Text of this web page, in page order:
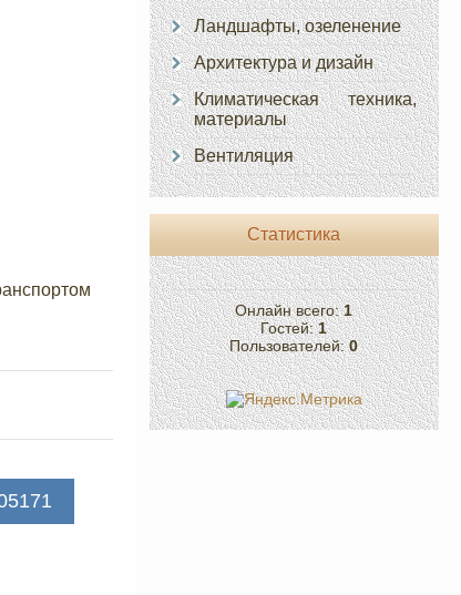
Ландшафты, озеленение
Архитектура и дизайн
Климатическая техника,
материалы
Вентиляция
Статистика
Онлайн всего:1
Гостей:1
Пользователей:0